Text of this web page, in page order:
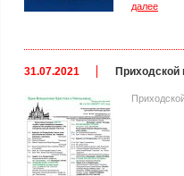
далее
31.07.2021 Приходской